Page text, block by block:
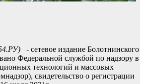
- сетевое издание Болотнинского
Федеральной службой по надзору в
технологий и массовых
свидетельство о регистрации